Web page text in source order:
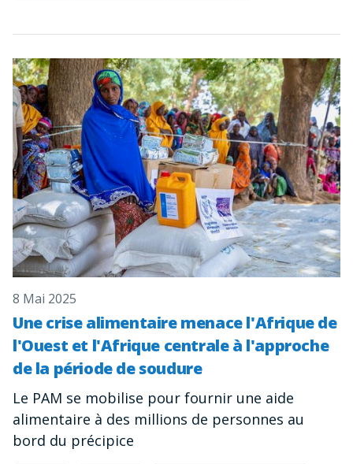
8 Mai 2025
Une crise alimentaire menace l'Afrique de
l'Ouest et l'Afrique centrale à l'approche
de la période de soudure
Le PAM se mobilise pour fournir une aide
alimentaire à des millions de personnes au
bord du précipice